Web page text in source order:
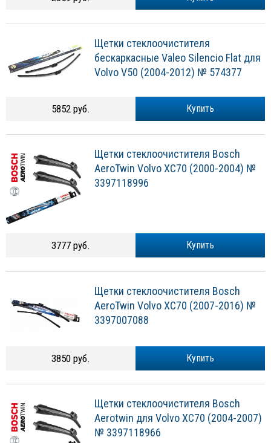
Щетки стеклоочистителя
бескаркасные Valeo Silencio Flat для
Volvo V50 (2004-2012) № 574377
Купить
5852 руб.
Щетки стеклоочистителя Bosch
AeroTwin Volvo XC70 (2000-2004) №
3397118996
Купить
3777 руб.
Щетки стеклоочистителя Bosch
AeroTwin Volvo XC70 (2007-2016) №
3397007088
Купить
3850 руб.
Щетки стеклоочистителя Bosch
Aerotwin для Volvo XC70 (2004-2007)
№ 3397118966